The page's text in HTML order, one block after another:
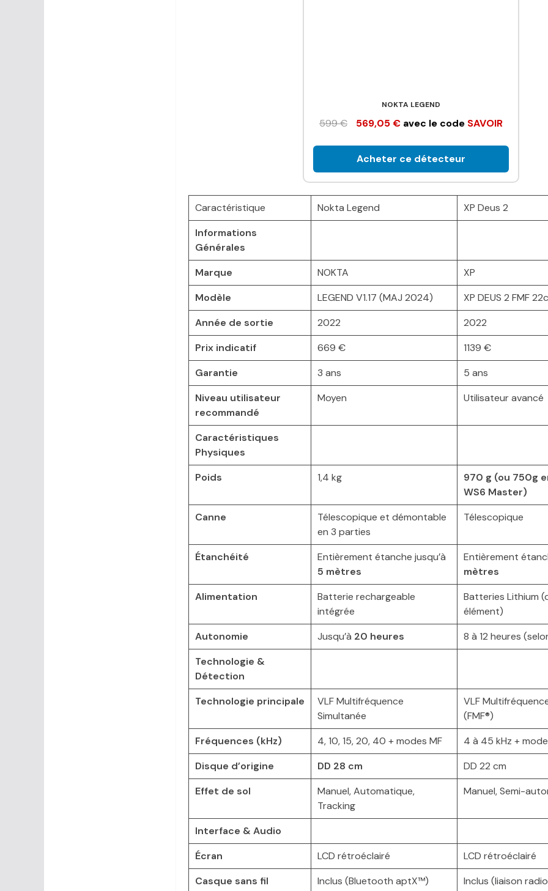
NOKTA LEGEND
599 € 569,05 € avec le code SAVOIR
Acheter ce détecteur
Caractéristique Nokta Legend
XP Deus 2
Informations
Générales
Marque
NOKTA
XP
Modèle
LEGEND V1.17 (MAJ 2024)
XP DEUS 2 FMF
Année de sortie
2022
2022
Prix indicatif
669 €
1139 €
Garantie
3 ans
5 ans
Niveau utilisateur
recommandé
Moyen Utilisateur avancé
Caractéristiques
Physiques
Poids
1,4 kg
970 g (ou 750g
WS6 Master)
Canne
Télescopique et démontable
en 3 parties
Télescopique
Étanchéité
Entièrement étanche jusqu’à
5 mètres
Entièrement
mètres
Alimentation
Batterie rechargeable
intégrée
Batteries Lithium
élément)
Autonomie
Jusqu’à 20 heures
8 à 12 heures
Technologie &
Détection
Technologie principale
VLF Multifréquence
Simultanée
VLF
(FMF®)
Fréquences (kHz)
4, 10, 15, 20, 40 + modes MF
4 à 45 kHz +
Disque d’origine
DD 28 cm
DD 22 cm
Effet de sol
Manuel, Automatique,
Tracking
Manuel, Semi-
Interface & Audio
Écran
LCD rétroéclairé
LCD rétroéclairé
Casque sans fil
Inclus (Bluetooth aptX™) Inclus (liaison